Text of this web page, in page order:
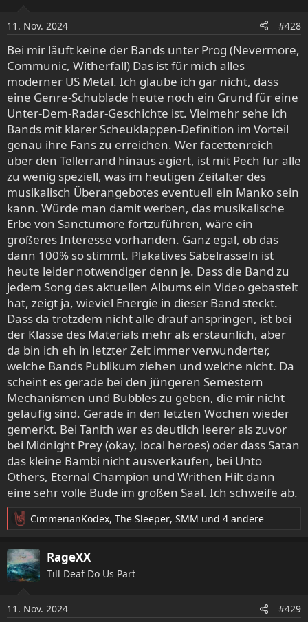
n
e
n
:
11. Nov. 2024 #428
Bei mir läuft keine der Bands unter Prog (Nevermore,
Communic, Witherfall) Das ist für mich alles
moderner US Metal. Ich glaube ich gar nicht, dass
eine Genre-Schublade heute noch ein Grund für eine
Unter-Dem-Radar-Geschichte ist. Vielmehr sehe ich
Bands mit klarer Scheuklappen-Definition im Vorteil
genau ihre Fans zu erreichen. Wer facettenreich
über den Tellerrand hinaus agiert, ist mit Pech für alle
zu wenig speziell, was im heutigen Zeitalter des
musikalisch Überangebotes eventuell ein Manko sein
kann. Würde man damit werben, das musikalische
Erbe von Sanctumore fortzuführen, wäre ein
größeres Interesse vorhanden. Ganz egal, ob das
dann 100% so stimmt. Plakatives Säbelrasseln ist
heute leider notwendiger denn je. Dass die Band zu
jedem Song des aktuellen Albums ein Video gebastelt
hat, zeigt ja, wieviel Energie in dieser Band steckt.
Dass da trotzdem nicht alle drauf anspringen, ist bei
der Klasse des Materials mehr als erstaunlich, aber
da bin ich eh in letzter Zeit immer verwunderter,
welche Bands Publikum ziehen und welche nicht. Da
scheint es gerade bei den jüngeren Semestern
Mechanismen und Bubbles zu geben, die mir nicht
geläufig sind. Gerade in den letzten Wochen wieder
gemerkt. Bei Tanith war es deutlich leerer als zuvor
bei Midnight Prey (okay, local heroes) oder dass Satan
das kleine Bambi nicht ausverkaufen, bei Unto
Others, Eternal Champion und Writhen Hilt dann
eine sehr volle Bude im großen Saal. Ich schweife ab.
R
e
a
k
t
n
CimmerianKodex, The Sleeper, SMM und 4 andere
RageXX
Till Deaf Do Us Part
11. Nov. 2024 #429